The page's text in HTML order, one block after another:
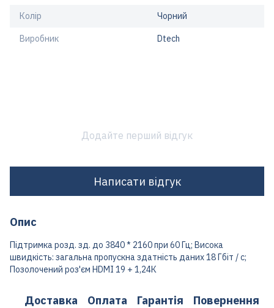
Колір Чорний
Виробник Dtech
Додайте перший відгук
Написати відгук
Опис
Підтримка розд. зд. до 3840 * 2160 при 60 Гц; Висока
швидкість: загальна пропускна здатність даних 18 Гбіт / с;
Позолочений роз'єм HDMI 19 + 1,24К
Доставка Оплата Гарантія Повернення